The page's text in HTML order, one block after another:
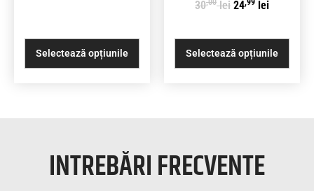
Selectează opțiunile
30,00 lei 24,99 lei
Selectează opțiunile
INTREBĂRI FRECVENTE